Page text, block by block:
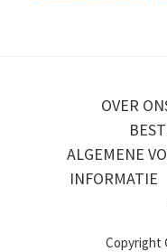
OVER
ALGEMENE
INFORMATIE
Copyright